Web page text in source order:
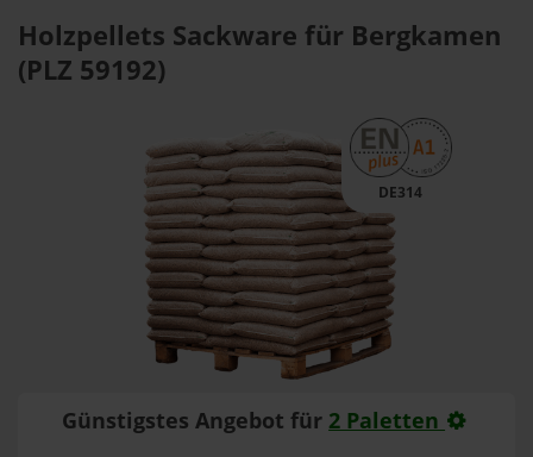
Holzpellets Sackware für Bergkamen
(PLZ 59192)
DE314
Günstigstes Angebot für 2 Paletten